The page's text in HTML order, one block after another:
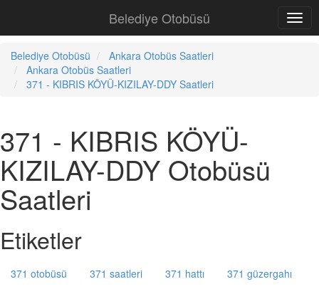
Belediye Otobüsü
Belediye Otobüsü
Ankara Otobüs Saatleri
Ankara Otobüs Saatleri
371 - KIBRIS KÖYÜ-KIZILAY-DDY Saatleri
371 - KIBRIS KÖYÜ-
KIZILAY-DDY Otobüsü
Saatleri
Etiketler
371 otobüsü 371 saatleri 371 hattı
371 güzergahı